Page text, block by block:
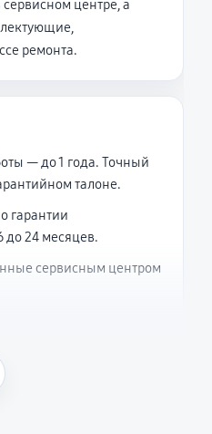
центре, а
ремонта.
— до 1 года. Точный
талоне.
гарантии
до 24 месяцев.
сервисным центром
случаем